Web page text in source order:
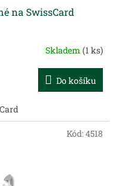
na SwissCard
Skladem (1 ks)
Do košíku
Kód:4518